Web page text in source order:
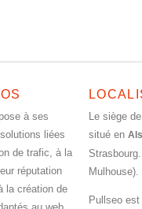
à ses
liées
de trafic, à la
réputation
la création de
Le siège
situé en
Mulhouse).
Pullseo